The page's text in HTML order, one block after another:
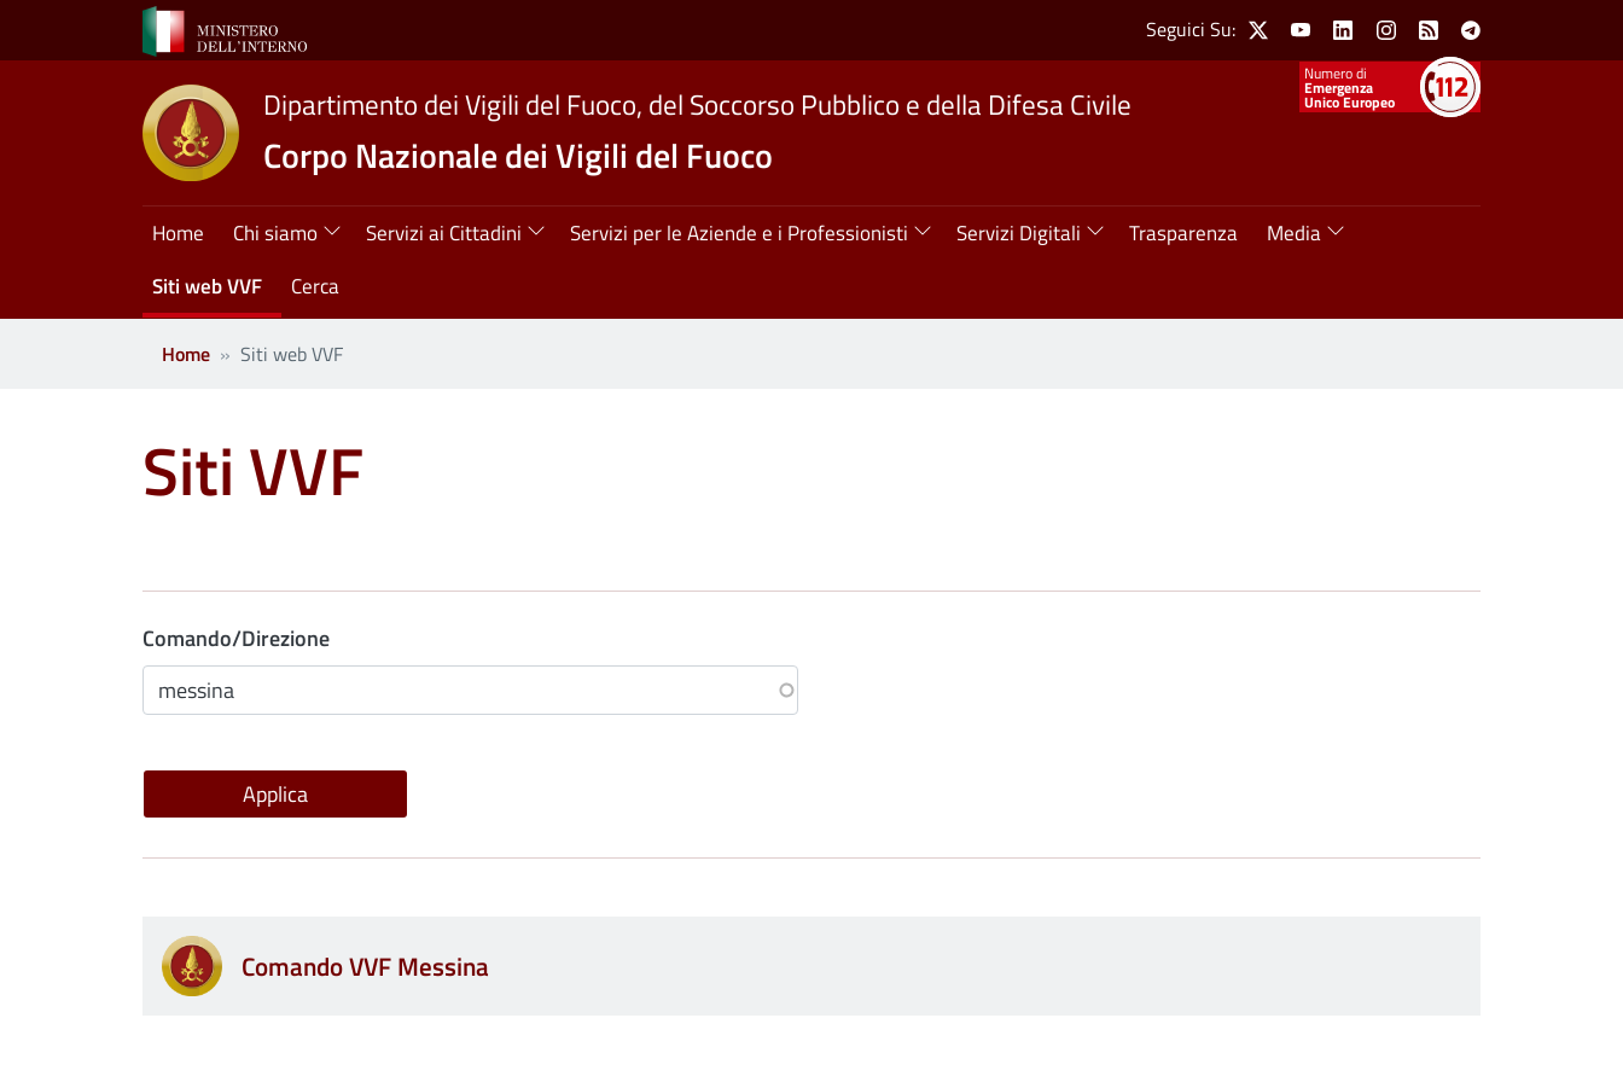
Salta al contenuto principale Social Menu
Seguici Su: X YoutubeLinkedinInstagram
Feed Telegram
Numeri utili
Emergenza
Unico Europeo
Dipartimento dei Vigili del Fuoco, del Soccorso Pubblico e della Difesa Civile
Corpo Nazionale dei Vigili del Fuoco
Navigazione principale
Home Chi siamo Servizi ai Cittadini Servizi per le Aziende e i Professionisti Servizi Digitali Trasparenza
Media
Siti web VVF
Cerca
Home Siti web VVF
Siti VVF
Comando/Direzione
Comando VVF Messina